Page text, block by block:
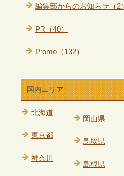
編集部からのお知らせ（2）
PR（40）
Promo（132）
国内エリア
北海道
東京都
神奈川
岡山県
鳥取県
島根県